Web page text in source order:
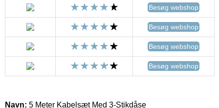
Besøg webshop
Besøg webshop
Besøg webshop
Besøg webshop
Navn: 5 Meter Kabelsæt Med 3-Stikdåse